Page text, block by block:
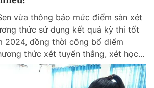
vừa thông báo mức điểm sàn xét
thức sử dụng kết quả kỳ thi tốt
2024, đồng thời công bố điểm
thức xét tuyển thẳng, xét học...